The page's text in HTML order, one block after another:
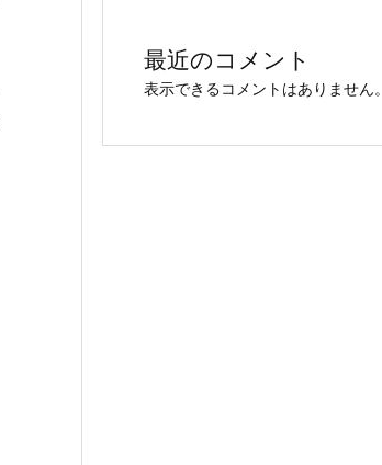
最近のコメント
表示できるコメントはありません。